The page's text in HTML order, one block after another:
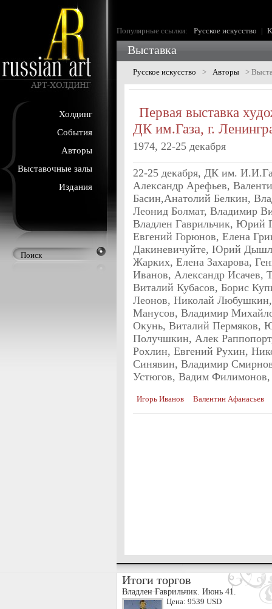
Холдинг
События
Авторы
Выставочные залы
Издания
Популярные ссылки: Русское искусство |
Выставка
Русское искусство > Авторы >
Первая выставка
ДК им.Газа, г.
1974, 22-25 декабря
22-25 декабря, ДК им.
Александр Арефьев,
Басин,Анатолий Белкин,
Леонид Болмат, Владимир
Владлен Гаврильчик, Юрий
Евгений Горюнов, Елена
Дакиневичуйте, Юрий
Жарких, Елена Захарова,
Иванов, Александр Исачев,
Виталий Кубасов, Борис
Леонов, Николай
Манусов, Владимир
Окунь, Виталий Пермяков,
Получшкин, Алек
Рохлин, Евгений Рухин,
Синявин, Владимир
Устюгов, Вадим
Игорь Иванов Валентин Афанасьев
Итоги торгов
Владлен Гаврильчик. Июнь 41.
Цена: 9539 USD